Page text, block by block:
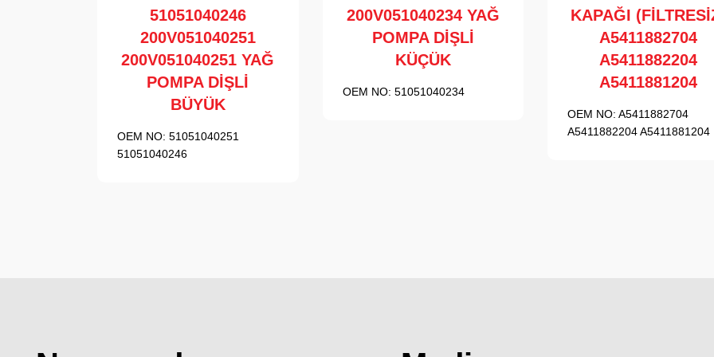
51051040246
200V051040251
200V051040251 YAĞ
POMPA DİŞLİ
BÜYÜK
OEM NO: 51051040251
51051040246
200V051040234 YAĞ
POMPA DİŞLİ
KÜÇÜK
OEM NO: 51051040234
KAPAĞI
A5411882704
A5411882204
A5411881204
OEM NO: A5411882704
A5411882204 A5411881204